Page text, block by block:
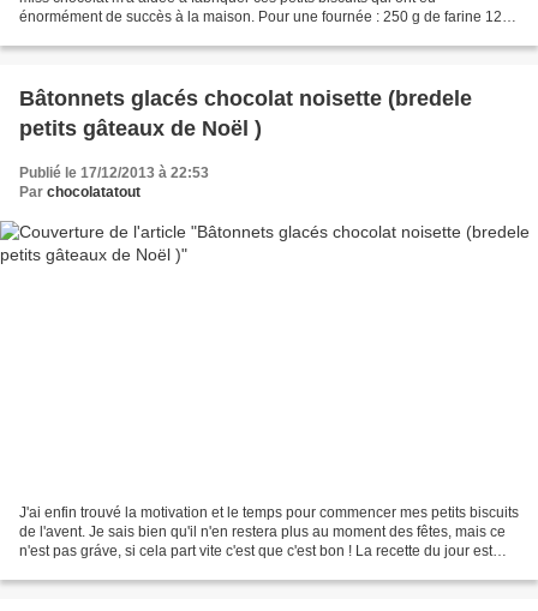
énormément de succès à la maison. Pour une fournée : 250 g de farine 125
Bâtonnets glacés chocolat noisette (bredele
petits gâteaux de Noël )
Publié le 17/12/2013 à 22:53
Par chocolatatout
J'ai enfin trouvé la motivation et le temps pour commencer mes petits biscuits
de l'avent. Je sais bien qu'il n'en restera plus au moment des fêtes, mais ce
n'est pas gráve, si cela part vite c'est que c'est bon ! La recette du jour est